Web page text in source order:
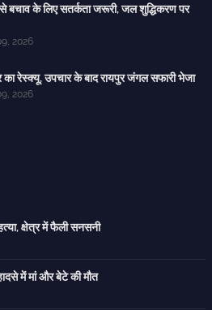
बचाव के लिए सतर्कता जरूरी, जल शुद्धिकरण पर
2026
रेस्क्यू, उपचार के बाद रायपुर जंगल सफारी भेजा
2026
क्षेत्र में फैली सनसनी
में मां और बेटे की मौत